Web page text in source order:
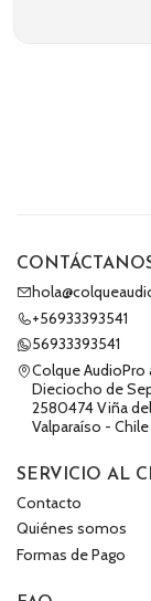
+56933393541
56933393541
Colque AudioPro
Dieciocho de
2580474 Viña
Valparaíso - Chile
SERVICIO AL
Contacto
Quiénes somos
Formas de Pago